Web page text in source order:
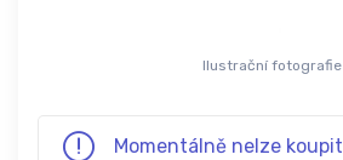
Ilustrační fotografie
Momentálně nelze koupit